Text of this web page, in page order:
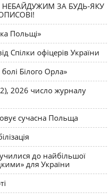
ЗА БУДЬ-ЯКУ
Польщі»
Спілки офіцерів України
Білого Орла»
2026 число журналу
сучасна Польща
до найбільшої
для України